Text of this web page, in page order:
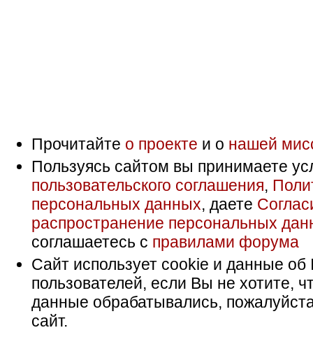
Прочитайте о проекте и о нашей
Пользуясь сайтом вы принимаете
пользовательского соглашения,
персональных данных, даете
распространение персональных
соглашаетесь с правилами форума
Сайт использует cookie и данные об
пользователей, если Вы не хотите,
данные обрабатывались,
сайт.